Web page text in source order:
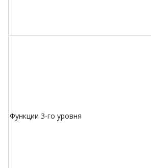
Функции 3-го уровня